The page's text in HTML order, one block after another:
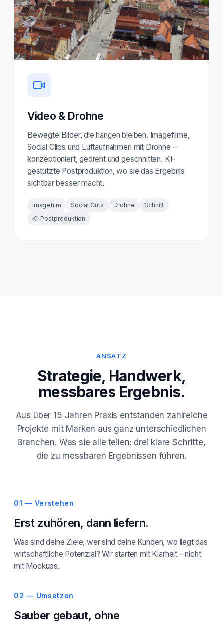
Video & Drohne
Bewegte Bilder, die hängen bleiben. Imagefilme,
Social Clips und Luftaufnahmen mit Drohne –
konzeptioniert, gedreht und geschnitten. KI-
gestützte Postproduktion, wo sie das Ergebnis
sichtbar besser macht.
Imagefilm Social Cuts Drohne
Schnitt
KI-Postproduktion
ANSATZ
Strategie, Handwerk,
messbares Ergebnis.
Aus über 15 Jahren Praxis entstanden zahlreiche
Projekte mit Marken aus ganz unterschiedlichen
Branchen. Was sie alle teilen: drei klare Schritte,
die zu messbaren Ergebnissen führen.
01 — Verstehen
Erst zuhören, dann liefern.
Was sind deine Ziele, wer sind deine Kunden, wo liegt das
wirtschaftliche Potenzial? Wir starten mit Klarheit – nicht
mit Mockups.
02 — Umsetzen
Sauber gebaut, ohne